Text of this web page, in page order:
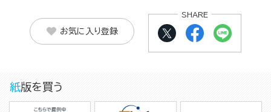
お気に入り登録
SHARE
紙版を買う